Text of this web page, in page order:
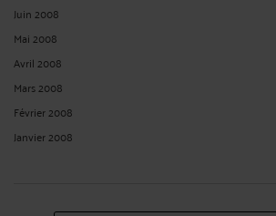
Juin 2008
Mai 2008
Avril 2008
Mars 2008
Février 2008
Janvier 2008